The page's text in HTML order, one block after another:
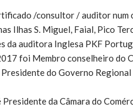
/consultor / auditor num
Ilhas S. Miguel, Faial, Pico
da auditora Inglesa PKF
foi Membro conselheiro do
do Governo
da Câmara do